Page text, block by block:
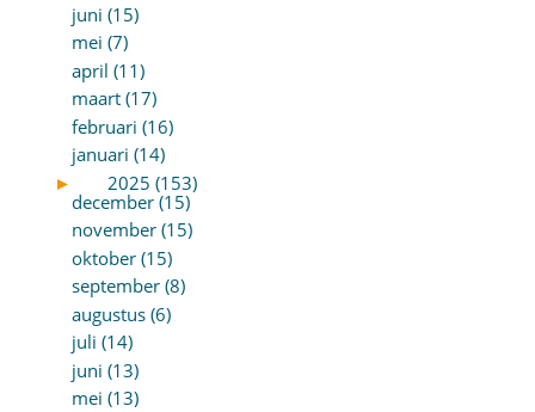
juni (15)
mei (7)
april (11)
maart (17)
februari (16)
januari (14)
►
2025 (153)
december (15)
november (15)
oktober (15)
september (8)
augustus (6)
juli (14)
juni (13)
mei (13)